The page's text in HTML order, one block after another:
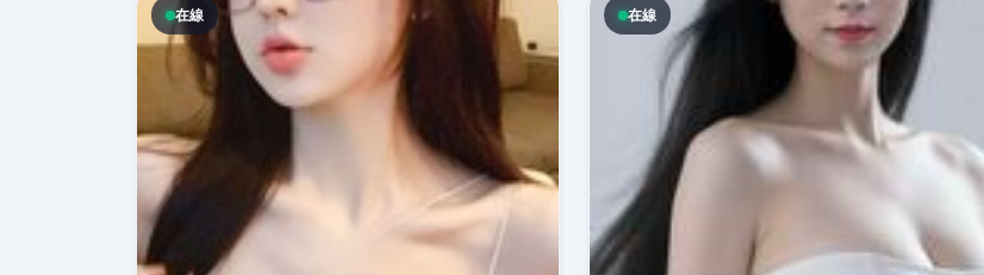
在線 在線